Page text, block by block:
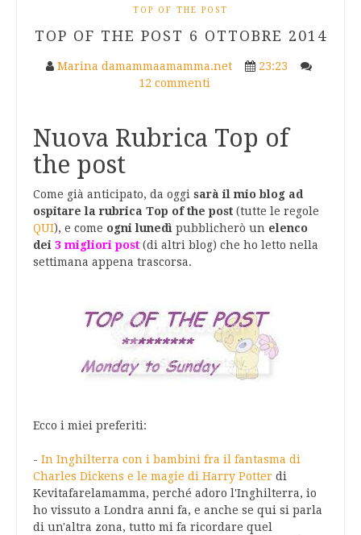
TOP OF THE POST
TOP OF THE POST 6 OTTOBRE 2014
Marina damammaamamma.net
23:23
12 commenti
Nuova Rubrica Top of
the post
Come già anticipato, da oggi sarà il mio blog ad
ospitare la rubrica Top of the post (tutte le regole
QUI), e come ogni lunedì pubblicherò un elenco
dei 3 migliori post (di altri blog) che ho letto nella
settimana appena trascorsa.
Ecco i miei preferiti:
- In Inghilterra con i bambini fra il fantasma di
Charles Dickens e le magie di Harry Potter di
Kevitafarelamamma, perché adoro l'Inghilterra, io
ho vissuto a Londra anni fa, e anche se qui si parla
di un'altra zona, tutto mi fa ricordare quel